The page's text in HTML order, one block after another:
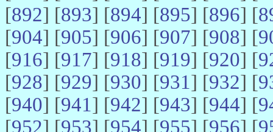
[892] [893] [894] [895] [896] [
[904] [905] [906] [907] [908] [
[916] [917] [918] [919] [920] [
[928] [929] [930] [931] [932] [
[940] [941] [942] [943] [944] [
[952] [953] [954] [955] [956] [